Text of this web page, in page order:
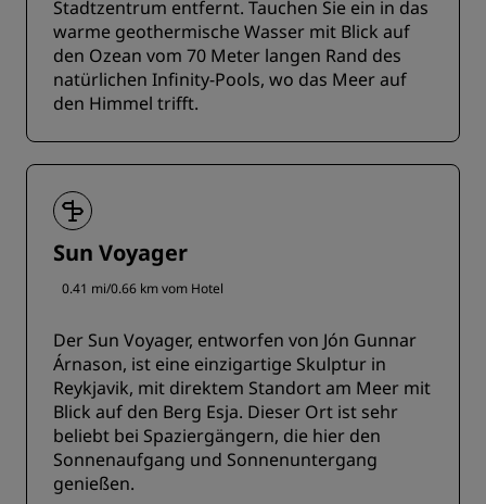
Stadtzentrum entfernt. Tauchen Sie ein in das
warme geothermische Wasser mit Blick auf
den Ozean vom 70 Meter langen Rand des
natürlichen Infinity-Pools, wo das Meer auf
den Himmel trifft.
Sun Voyager
0.41 mi/0.66 km vom Hotel
Der Sun Voyager, entworfen von Jón Gunnar
Árnason, ist eine einzigartige Skulptur in
Reykjavik, mit direktem Standort am Meer mit
Blick auf den Berg Esja. Dieser Ort ist sehr
beliebt bei Spaziergängern, die hier den
Sonnenaufgang und Sonnenuntergang
genießen.